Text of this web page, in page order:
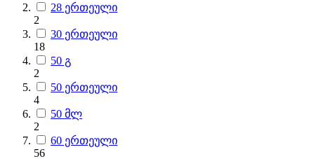
28 ერთეული
2
30 ერთეული
18
50 გ
2
50 ერთეული
4
50 მლ
2
60 ერთეული
56